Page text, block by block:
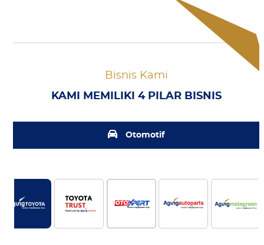
Bisnis Kami
KAMI MEMILIKI 4 PILAR BISNIS
Otomotif